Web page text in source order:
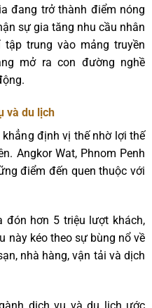
đang trở thành điểm nóng
sự gia tăng nhu cầu nhân
trung vào mảng truyền
mở ra con đường nghề
và du lịch
định vị thế nhờ lợi thế
Angkor Wat, Phnom Penh
điểm đến quen thuộc với
đón hơn 5 triệu lượt khách,
này kéo theo sự bùng nổ về
nhà hàng, vận tải và dịch